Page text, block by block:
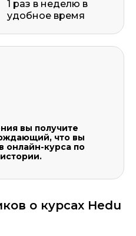
1 раз в неделю в
удобное время
вы получите
что вы
онлайн-курса по
о курсах Hedu